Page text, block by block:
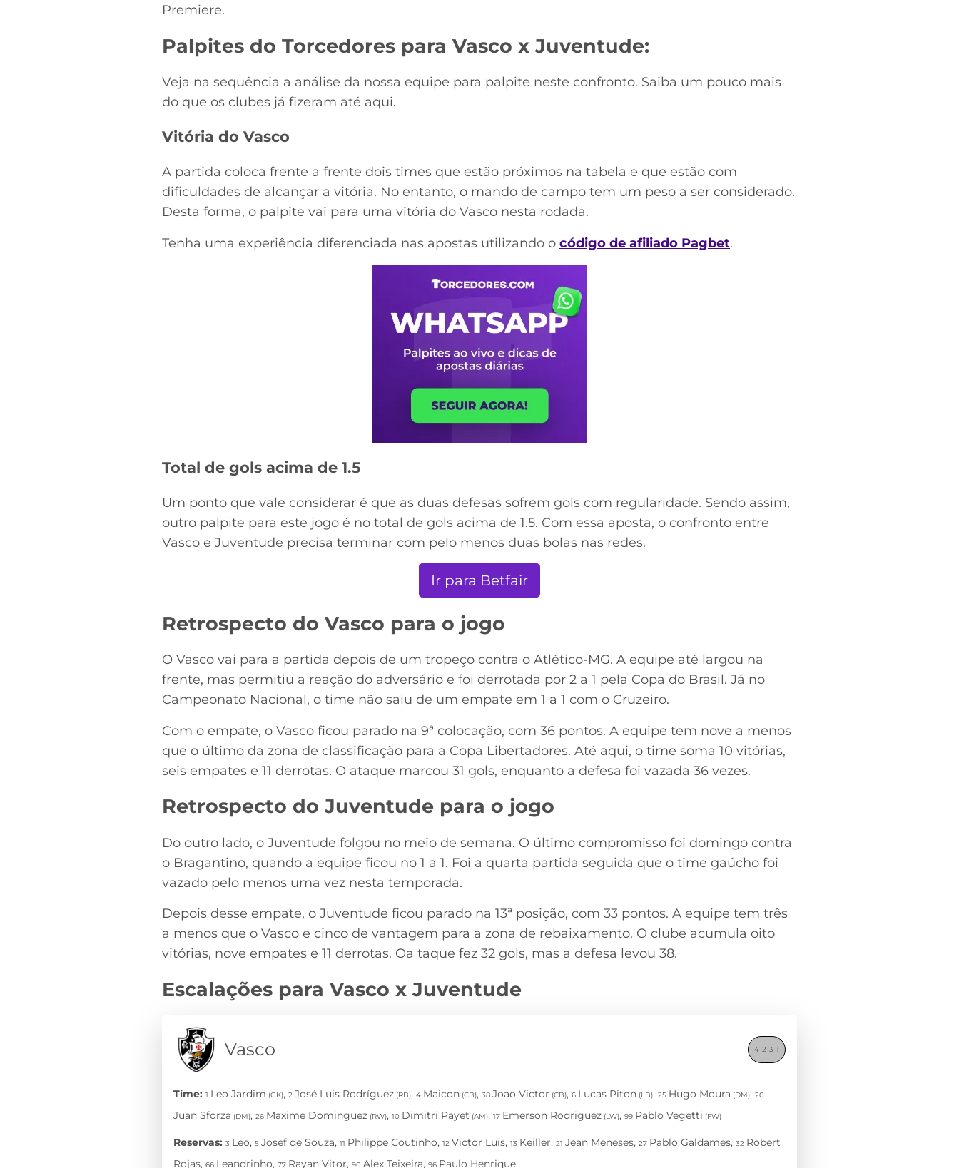
Premiere.
Palpites do Torcedores para Vasco x Juventude:
Veja na sequência a análise da nossa equipe para palpite neste confronto. Saiba um pouco mais
do que os clubes já fizeram até aqui.
Vitória do Vasco
A partida coloca frente a frente dois times que estão próximos na tabela e que estão com
dificuldades de alcançar a vitória. No entanto, o mando de campo tem um peso a ser considerado.
Desta forma, o palpite vai para uma vitória do Vasco nesta rodada.
Tenha uma experiência diferenciada nas apostas utilizando o código de afiliado Pagbet.
Total de gols acima de 1.5
Um ponto que vale considerar é que as duas defesas sofrem gols com regularidade. Sendo assim,
outro palpite para este jogo é no total de gols acima de 1.5. Com essa aposta, o confronto entre
Vasco e Juventude precisa terminar com pelo menos duas bolas nas redes.
Ir para Betfair
Retrospecto do Vasco para o jogo
O Vasco vai para a partida depois de um tropeço contra o Atlético-MG. A equipe até largou na
frente, mas permitiu a reação do adversário e foi derrotada por 2 a 1 pela Copa do Brasil. Já no
Campeonato Nacional, o time não saiu de um empate em 1 a 1 com o Cruzeiro.
Com o empate, o Vasco ficou parado na 9ª colocação, com 36 pontos. A equipe tem nove a menos
que o último da zona de classificação para a Copa Libertadores. Até aqui, o time soma 10 vitórias,
seis empates e 11 derrotas. O ataque marcou 31 gols, enquanto a defesa foi vazada 36 vezes.
Retrospecto do Juventude para o jogo
Do outro lado, o Juventude folgou no meio de semana. O último compromisso foi domingo contra
o Bragantino, quando a equipe ficou no 1 a 1. Foi a quarta partida seguida que o time gaúcho foi
vazado pelo menos uma vez nesta temporada.
Depois desse empate, o Juventude ficou parado na 13ª posição, com 33 pontos. A equipe tem três
a menos que o Vasco e cinco de vantagem para a zona de rebaixamento. O clube acumula oito
vitórias, nove empates e 11 derrotas. Oa taque fez 32 gols, mas a defesa levou 38.
Escalações para Vasco x Juventude